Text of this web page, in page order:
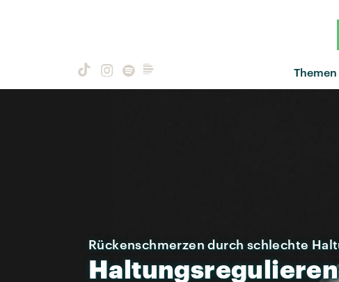
Themen
Rückenschmerzen durch schlechte